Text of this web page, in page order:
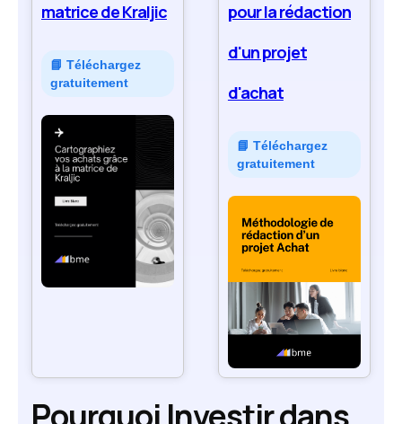
matrice de Kraljic
📘 Téléchargez
gratuitement
pour la rédaction
d'un projet
d'achat
📘 Téléchargez
gratuitement